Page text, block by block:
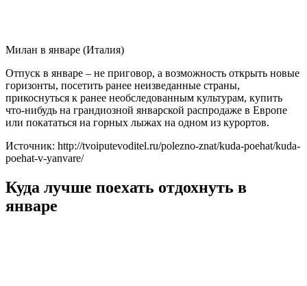
Милан в январе (Италия)
Отпуск в январе – не приговор, а возможность открыть новые
горизонты, посетить ранее неизведанные страны,
прикоснуться к ранее необследованным культурам, купить
что-нибудь на грандиозной январской распродаже в Европе
или покататься на горных лыжах на одном из курортов.
Источник: http://tvoiputevoditel.ru/polezno-znat/kuda-poehat/kuda-
poehat-v-yanvare/
Куда лучше поехать отдохнуть в
январе